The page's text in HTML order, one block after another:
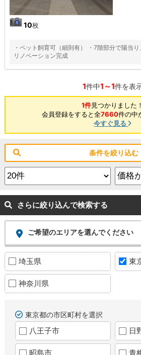
10枚
・ペット飼育可（細則有） ・7階部分で陽当
リノベーション完成
1件中1～1件を表
1件見つかりました！
会員登録をすると全7660件の中
今すぐ見る
条件を絞り込む
さらに絞り込んで検索する
ご希望のエリアを選んでください
埼玉県 東
神奈川県
東京都の市区町村を選択
八王子市 日
昭島市 青